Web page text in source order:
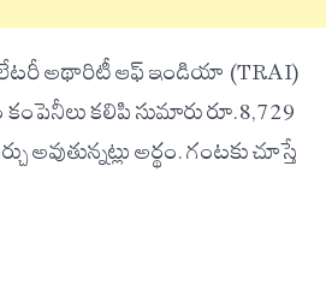
అథారిటీ ఆఫ్ ఇండియా (TRAI)
కలిపి సుమారు రూ.8,729
అర్థం. గంటకు చూస్తే